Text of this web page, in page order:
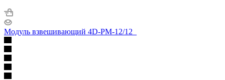
Модуль взвешивающий 4D-PM-12/12_